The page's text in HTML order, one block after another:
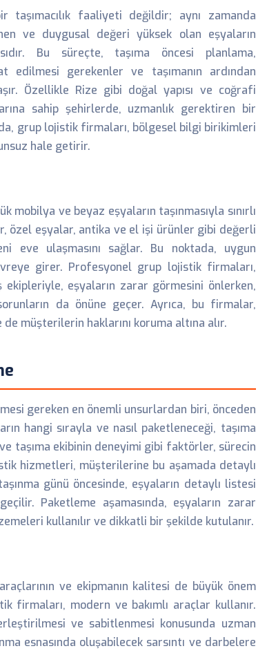
faaliyeti değildir; aynı zamanda
ve duygusal değeri yüksek olan eşyaların
Bu süreçte, taşıma öncesi planlama,
edilmesi gerekenler ve taşımanın ardından
Özellikle Rize gibi doğal yapısı ve coğrafi
sahip şehirlerde, uzmanlık gerektiren bir
grup lojistik firmaları, bölgesel bilgi birikimleri
hale getirir.
mobilya ve beyaz eşyaların taşınmasıyla sınırlı
özel eşyalar, antika ve el işi ürünler gibi değerli
eve ulaşmasını sağlar. Bu noktada, uygun
girer. Profesyonel grup lojistik firmaları,
ekipleriyle, eşyaların zarar görmesini önlerken,
da önüne geçer. Ayrıca, bu firmalar,
müşterilerin haklarını koruma altına alır.
gereken en önemli unsurlardan biri, önceden
hangi sırayla ve nasıl paketleneceği, taşıma
ve taşıma ekibinin deneyimi gibi faktörler, sürecin
hizmetleri, müşterilerine bu aşamada detaylı
günü öncesinde, eşyaların detaylı listesi
Paketleme aşamasında, eşyaların zarar
kullanılır ve dikkatli bir şekilde kutulanır.
ve ekipmanın kalitesi de büyük önem
firmaları, modern ve bakımlı araçlar kullanır.
ve sabitlenmesi konusunda uzman
esnasında oluşabilecek sarsıntı ve darbelere